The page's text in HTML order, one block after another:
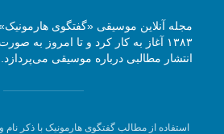
۱۳۸۳ آغاز به کار کرد و تا امروز به
انتشار مطالبی درباره موسیقی می‌پردازد.
استفاده از مطالب گفتگوی هارمونیک با ذکر